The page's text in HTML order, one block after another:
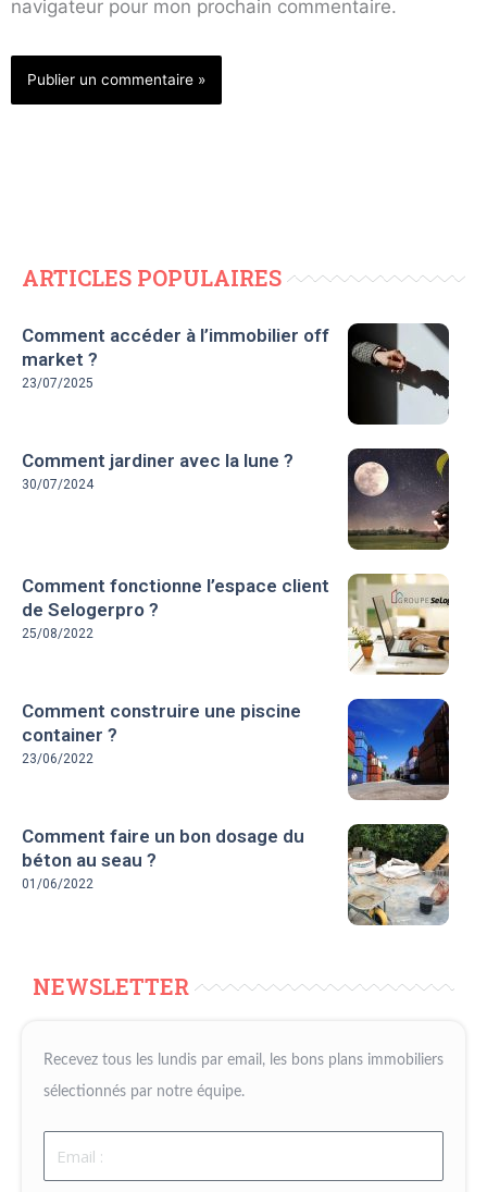
navigateur pour mon prochain commentaire.
ARTICLES POPULAIRES
Comment accéder à l’immobilier off
market ?
23/07/2025
Comment jardiner avec la lune ?
30/07/2024
Comment fonctionne l’espace client
de Selogerpro ?
25/08/2022
Comment construire une piscine
container ?
23/06/2022
Comment faire un bon dosage du
béton au seau ?
01/06/2022
NEWSLETTER
Recevez tous les lundis par email, les bons plans immobiliers
sélectionnés par notre équipe.
Email